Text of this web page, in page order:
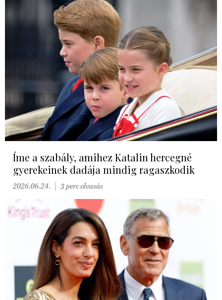
Íme a szabály, amihez Katalin hercegné
gyerekeinek dadája mindig ragaszkodik
2026.06.24. 3 perc olvasás